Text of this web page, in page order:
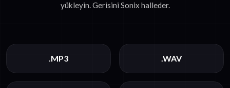
yükleyin. Gerisini Sonix halleder.
.MP3 .WAV